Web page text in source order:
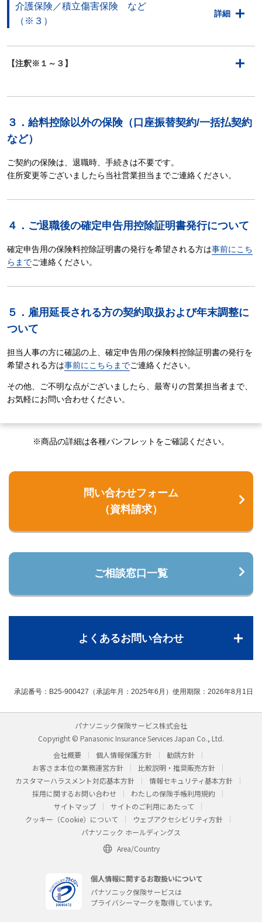
介護保険／積立傷害保険 など
（※３）
詳細
【注釈※１～３】
３．給料控除以外の保険（口座振替契約/一括払契約
など）
ご契約の保険は、退職時、手続きは不要です。
住所変更等ございましたら当社営業担当までご連絡ください。
４．ご退職後の確定申告用控除証明書発行について
確定申告用の保険料控除証明書の発行を希望される方は事前にこち
らまでご連絡ください。
５．雇用延長される方の契約取扱および年末調整に
ついて
担当人事の方に確認の上、確定申告用の保険料控除証明書の発行を
希望される方は事前にこちらまでご連絡ください。
その他、ご不明な点がございましたら、最寄りの営業担当者まで、
お気軽にお問い合わせください。
※商品の詳細は各種パンフレットをご確認ください。
問い合わせフォーム
（資料請求）
ご相談窓口一覧
よくあるお問い合わせ
承認番号：B25-900427（承認年月：2025年6月）使用期限：2026年8月1日
パナソニック保険サービス株式会社
Copyright © Panasonic Insurance Services Japan Co., Ltd.
会社概要
個人情報保護方針
勧誘方針
お客さま本位の業務運営方針
比較説明・推奨販売方針
カスタマーハラスメント対応基本方針
情報セキュリティ基本方針
採用に関するお問い合わせ
わたしの保険手帳利用規約
サイトマップ
サイトのご利用にあたって
クッキー（Cookie）について
ウェブアクセシビリティ方針
パナソニック ホールディングス
Area/Country
個人情報に関するお取扱いについて
パナソニック保険サービスは
プライバシーマークを取得しています。